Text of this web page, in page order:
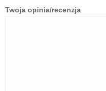
Twoja opinia/recenzja